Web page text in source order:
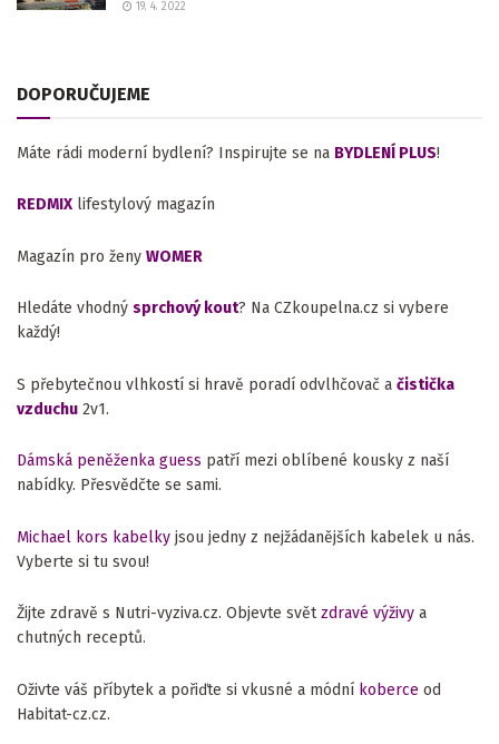
19. 4. 2022
DOPORUČUJEME
Máte rádi moderní bydlení? Inspirujte se na BYDLENÍ PLUS!
REDMIX lifestylový magazín
Magazín pro ženy WOMER
Hledáte vhodný sprchový kout? Na CZkoupelna.cz si vybere
každý!
S přebytečnou vlhkostí si hravě poradí odvlhčovač a čistička
vzduchu 2v1.
Dámská peněženka guess patří mezi oblíbené kousky z naší
nabídky. Přesvědčte se sami.
Michael kors kabelky jsou jedny z nejžádanějších kabelek u nás.
Vyberte si tu svou!
Žijte zdravě s Nutri-vyziva.cz. Objevte světzdravé výživy a
chutných receptů.
Oživte váš příbytek a pořiďte si vkusné a módní koberce od
Habitat-cz.cz.